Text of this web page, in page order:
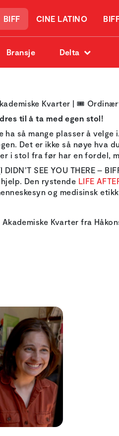
BIFF CINE LATINO
Bransje Delta
Kvarter | 🎟️
til å ta med egen stol!
så mange plasser å
Det er ikke så nøye hva
i stol fra før har en fordel,
SEE YOU THERE –
Den rystende LIFE
og medisinsk
Kvarter fra